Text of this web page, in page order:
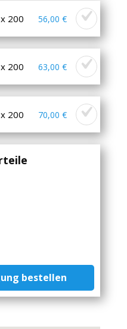
200 56,00 €
200 63,00 €
200 70,00 €
bestellen